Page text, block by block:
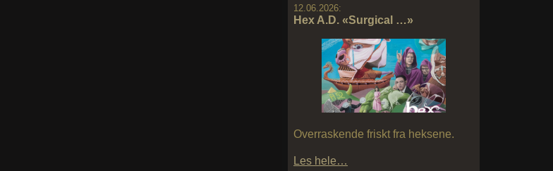
12.06.2026:
Hex A.D. «Surgical …»
Overraskende friskt fra heksene.
Les hele…